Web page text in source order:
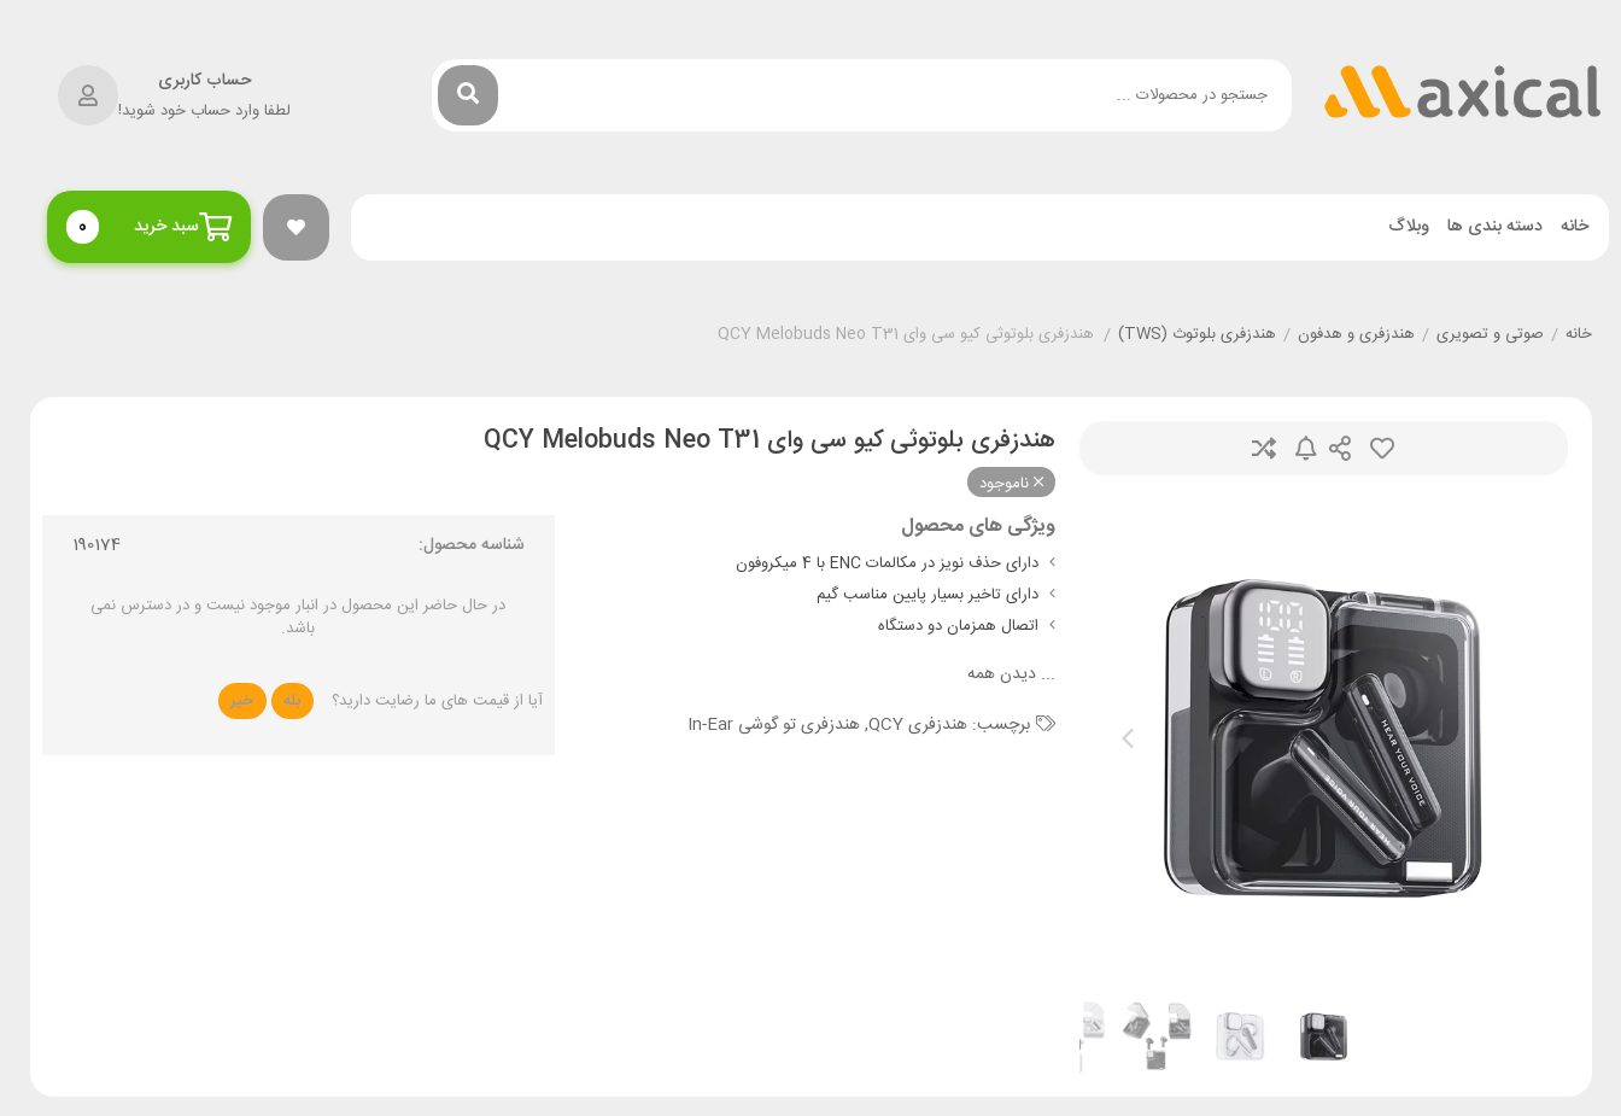
حساب کاربری
لطفا وارد حساب خود شوید!
خانه دسته بندی ها وبلاگ سبد خرید 0
خانه / صوتی و تصویری / هندزفری و هدفون / هندزفری بلوتوث (TWS) / هندزفری بلوتوثی کیو سی وای QCY Melobuds Neo T31
هندزفری بلوتوثی کیو سی وای QCY Melobuds Neo T31
ناموجود
ویژگی های محصول
دارای حذف نویز در مکالمات ENC با 4 میکروفون
دارای تاخیر بسیار پایین مناسب گیم
اتصال همزمان دو دستگاه
...دیدن همه
برچسب:هندزفری QCY ,هندزفری تو گوشی In-Ear
شناسه محصول: 190174
در حال حاضر این محصول در انبار موجود نیست و در دسترس نمی
باشد.
آیا از قیمت های ما رضایت دارید؟ بله خیر